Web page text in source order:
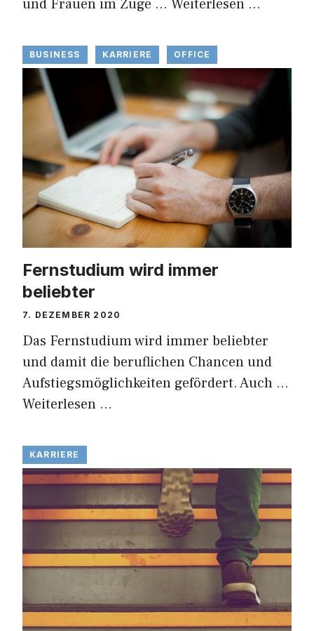
und Frauen im Zuge … Weiterlesen …
BUSINESS KARRIERE OFFICE
Fernstudium wird immer
beliebter
7. DEZEMBER 2020
Das Fernstudium wird immer beliebter
und damit die beruflichen Chancen und
Aufstiegsmöglichkeiten gefördert. Auch …
Weiterlesen …
KARRIERE